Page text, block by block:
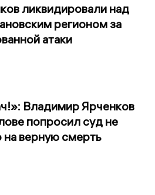
ликвидировали над
регионом за
атаки
Владимир Ярченков
попросил суд не
на верную смерть